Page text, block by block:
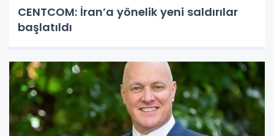
CENTCOM: İran’a yönelik yeni saldırılar
başlatıldı